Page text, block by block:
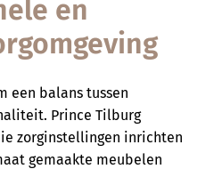
en
een balans tussen
Prince Tilburg
zorginstellingen inrichten
gemaakte meubelen